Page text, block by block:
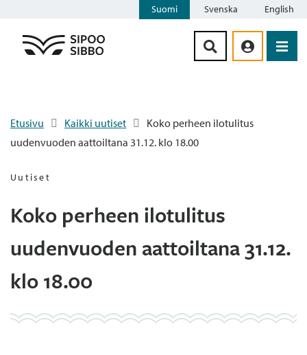
Suomi Svenska English
Etusivu Kaikki uutiset
Koko perheen ilotulitus
uudenvuoden aattoiltana 31.12. klo 18.00
Uutiset
Koko perheen ilotulitus
uudenvuoden aattoiltana 31.12.
klo 18.00